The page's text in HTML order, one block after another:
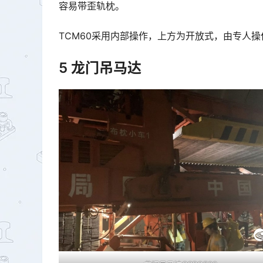
容易带歪轨枕。
TCM60采用内部操作，上方为开放式，由专人操
5 龙门吊马达